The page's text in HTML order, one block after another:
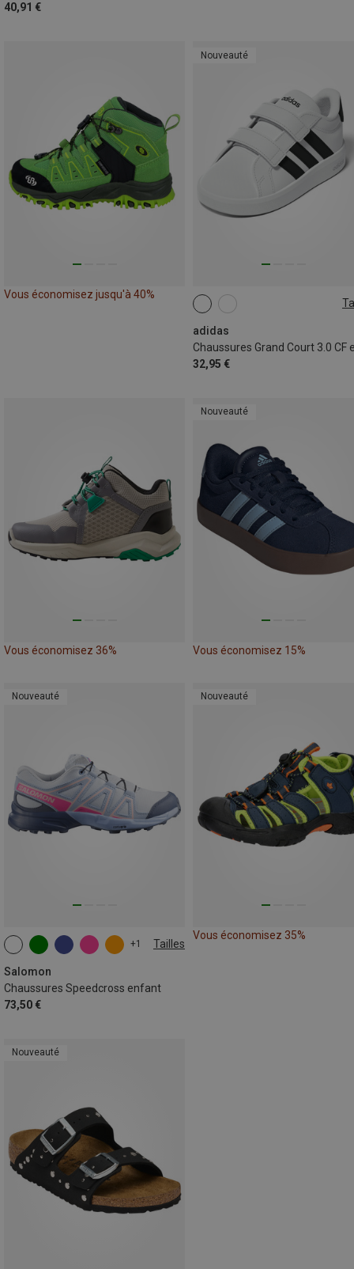
40,91 €
Vous économisez jusqu'à 40%
Nouveauté
adidas
32,95 €
Vous économisez 36%
Nouveauté
Vous économisez 15%
Nouveauté
+1 Tailles
Salomon
Chaussures Speedcross enfant
73,50 €
Nouveauté
Vous économisez 35%
Nouveauté